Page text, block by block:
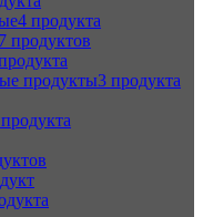
4 продукта
продуктов
продукты3 продукта